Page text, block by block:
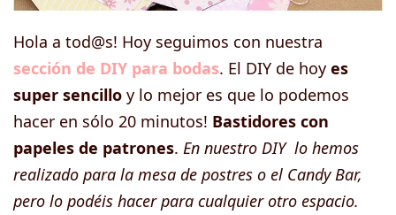
Hola a tod@s! Hoy seguimos con nuestra
sección de DIY para bodas. El DIY de hoy es
super sencillo y lo mejor es que lo podemos
hacer en sólo 20 minutos! Bastidores con
papeles de patrones. En nuestro DIY lo hemos
realizado para la mesa de postres o el Candy Bar,
pero lo podéis hacer para cualquier otro espacio.